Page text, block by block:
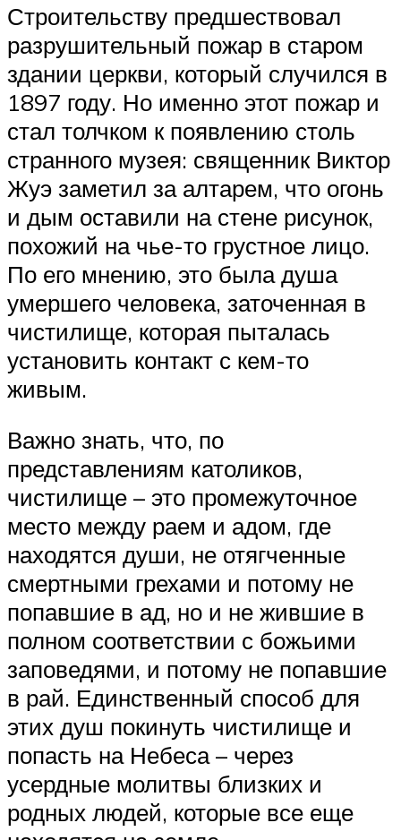
Строительству предшествовал
разрушительный пожар в старом
здании церкви, который случился в
1897 году. Но именно этот пожар и
стал толчком к появлению столь
странного музея: священник Виктор
Жуэ заметил за алтарем, что огонь
и дым оставили на стене рисунок,
похожий на чье-то грустное лицо.
По его мнению, это была душа
умершего человека, заточенная в
чистилище, которая пыталась
установить контакт с кем-то
живым.
Важно знать, что, по
представлениям католиков,
чистилище – это промежуточное
место между раем и адом, где
находятся души, не отягченные
смертными грехами и потому не
попавшие в ад, но и не жившие в
полном соответствии с божьими
заповедями, и потому не попавшие
в рай. Единственный способ для
этих душ покинуть чистилище и
попасть на Небеса – через
усердные молитвы близких и
родных людей, которые все еще